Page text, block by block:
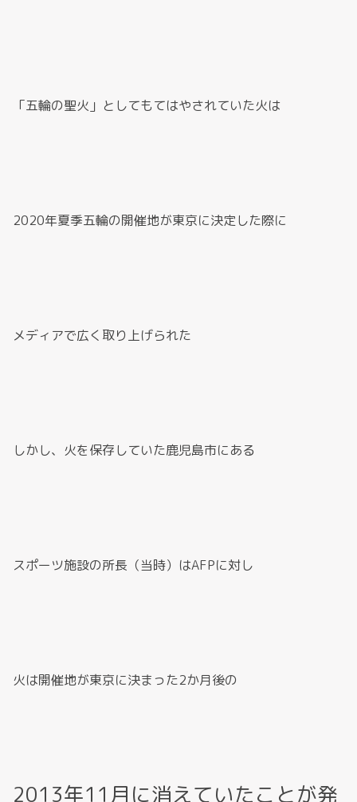
「五輪の聖火」としてもてはやされていた火は
2020年夏季五輪の開催地が東京に決定した際に
メディアで広く取り上げられた
しかし、火を保存していた鹿児島市にある
スポーツ施設の所長（当時）はAFPに対し
火は開催地が東京に決まった2か月後の
2013年11月に消えていたことが発